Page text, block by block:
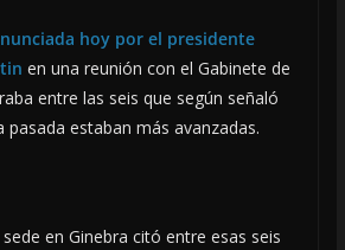
hoy por el presidente
en una reunión con el Gabinete de
entre las seis que según señaló
pasada estaban más avanzadas.
en Ginebra citó entre esas seis